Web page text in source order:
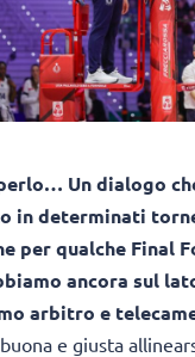
Un dialogo
in determinati
per qualche Final
ancora sul
arbitro e
e giusta